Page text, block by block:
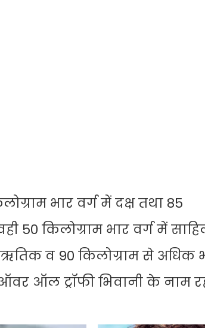
भार वर्ग में दक्ष तथा 85
50 किलोग्राम भार वर्ग में
व 90 किलोग्राम से अधिक
ऑल ट्रॉफी भिवानी के नाम